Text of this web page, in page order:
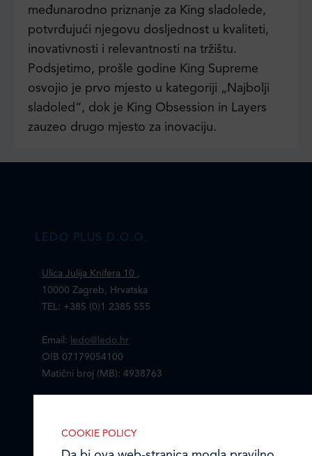
međunarodno priznanje za King sladolede,
potvrđujući njegovu dosljednost u kvaliteti,
inovativnosti i relevantnosti na tržištu.
Podsjetimo, prošle godine King Supreme
osvojio je prvo mjesto u kategoriji „Najbolji
sladoled“, dok je King Obsession in Layers
zauzeo drugo mjesto za inovaciju.
LEDO PLUS D.O.O.
Ulica Julija Knifera 10 ,
10000 Zagreb, Hrvatska
TEL: +385 (0)1 2385 555
Email:
ledo@ledo.hr
OIB 07179054100
Matični broj (MB): 4938763
COOKIE POLICY